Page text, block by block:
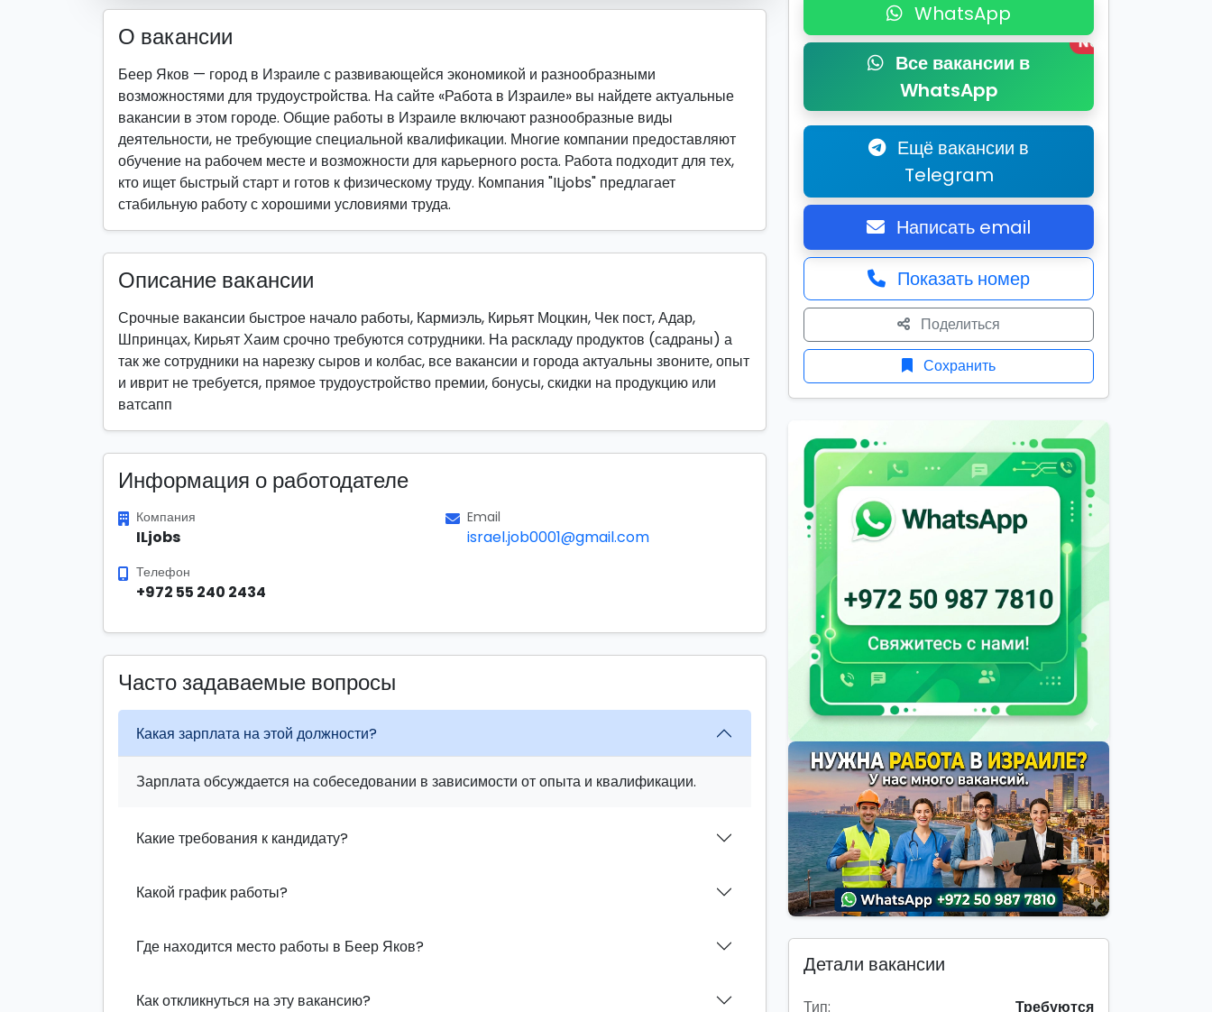
О вакансии
Беер Яков — город в Израиле с развивающейся экономикой и разнообразными
возможностями для трудоустройства. На сайте «Работа в Израиле» вы найдете актуальные
вакансии в этом городе. Общие работы в Израиле включают разнообразные виды
деятельности, не требующие специальной квалификации. Многие компании предоставляют
обучение на рабочем месте и возможности для карьерного роста. Работа подходит для тех,
кто ищет быстрый старт и готов к физическому труду. Компания "ILjobs" предлагает
стабильную работу с хорошими условиями труда.
Описание вакансии
Срочные вакансии быстрое начало работы, Кармиэль, Кирьят Моцкин, Чек пост, Адар,
Шпринцах, Кирьят Хаим срочно требуются сотрудники. На раскладу продуктов (садраны) а
так же сотрудники на нарезку сыров и колбас, все вакансии и города актуальны звоните, опыт
и иврит не требуется, прямое трудоустройство премии, бонусы, скидки на продукцию или
ватсапп
Информация о работодателе
Компания
ILjobs
Email
israel.job0001@gmail.com
Телефон
+972 55 240 2434
Часто задаваемые вопросы
Какая зарплата на этой должности?
Зарплата обсуждается на собеседовании в зависимости от опыта и квалификации.
Какие требования к кандидату?
Какой график работы?
Где находится место работы в Беер Яков?
Как откликнуться на эту вакансию?
WhatsApp
Все вакансии в
WhatsApp
New
Ещё вакансии в
Telegram
Написать email
Показать номер
Поделиться
Сохранить
Детали вакансии
Тип: Требуются